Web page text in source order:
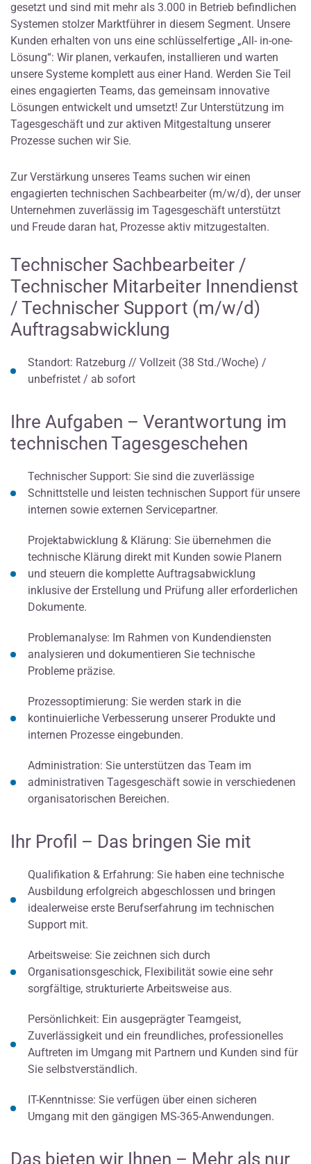
gesetzt und sind mit mehr als 3.000 in Betrieb befindlichen
Systemen stolzer Marktführer in diesem Segment. Unsere
Kunden erhalten von uns eine schlüsselfertige „All- in-one-
Lösung“: Wir planen, verkaufen, installieren und warten
unsere Systeme komplett aus einer Hand. Werden Sie Teil
eines engagierten Teams, das gemeinsam innovative
Lösungen entwickelt und umsetzt! Zur Unterstützung im
Tagesgeschäft und zur aktiven Mitgestaltung unserer
Prozesse suchen wir Sie.
Zur Verstärkung unseres Teams suchen wir einen
engagierten technischen Sachbearbeiter (m/w/d), der unser
Unternehmen zuverlässig im Tagesgeschäft unterstützt
und Freude daran hat, Prozesse aktiv mitzugestalten.
Technischer Sachbearbeiter /
Technischer Mitarbeiter Innendienst
/ Technischer Support (m/w/d)
Auftragsabwicklung
Standort: Ratzeburg // Vollzeit (38 Std./Woche) /
unbefristet / ab sofort
Ihre Aufgaben – Verantwortung im
technischen Tagesgeschehen
Technischer Support: Sie sind die zuverlässige
Schnittstelle und leisten technischen Support für unsere
internen sowie externen Servicepartner.
Projektabwicklung & Klärung: Sie übernehmen die
technische Klärung direkt mit Kunden sowie Planern
und steuern die komplette Auftragsabwicklung
inklusive der Erstellung und Prüfung aller erforderlichen
Dokumente.
Problemanalyse: Im Rahmen von Kundendiensten
analysieren und dokumentieren Sie technische
Probleme präzise.
Prozessoptimierung: Sie werden stark in die
kontinuierliche Verbesserung unserer Produkte und
internen Prozesse eingebunden.
Administration: Sie unterstützen das Team im
administrativen Tagesgeschäft sowie in verschiedenen
organisatorischen Bereichen.
Ihr Profil – Das bringen Sie mit
Qualifikation & Erfahrung: Sie haben eine technische
Ausbildung erfolgreich abgeschlossen und bringen
idealerweise erste Berufserfahrung im technischen
Support mit.
Arbeitsweise: Sie zeichnen sich durch
Organisationsgeschick, Flexibilität sowie eine sehr
sorgfältige, strukturierte Arbeitsweise aus.
Persönlichkeit: Ein ausgeprägter Teamgeist,
Zuverlässigkeit und ein freundliches, professionelles
Auftreten im Umgang mit Partnern und Kunden sind für
Sie selbstverständlich.
IT-Kenntnisse: Sie verfügen über einen sicheren
Umgang mit den gängigen MS-365-Anwendungen.
Das bieten wir Ihnen – Mehr als nur